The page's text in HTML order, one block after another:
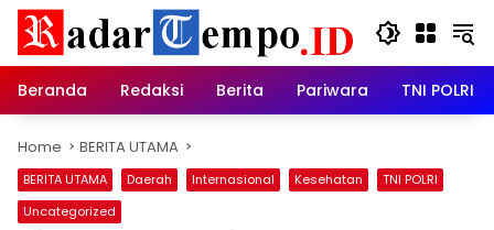
Skip
content
Beranda
Redaksi Berita Pariwara TNI POLRI
Home BERITA UTAMA
BERITA UTAMA Daerah Internasional Kesehatan
TNI POLRI
Uncategorized